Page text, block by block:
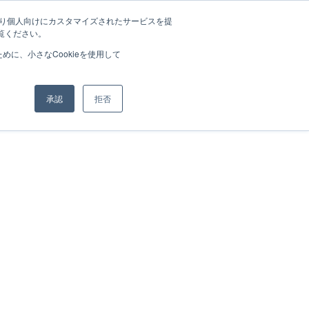
個人向けにカスタマイズされたサービスを提
ださい。
に、小さなCookieを使用して
承認 拒否